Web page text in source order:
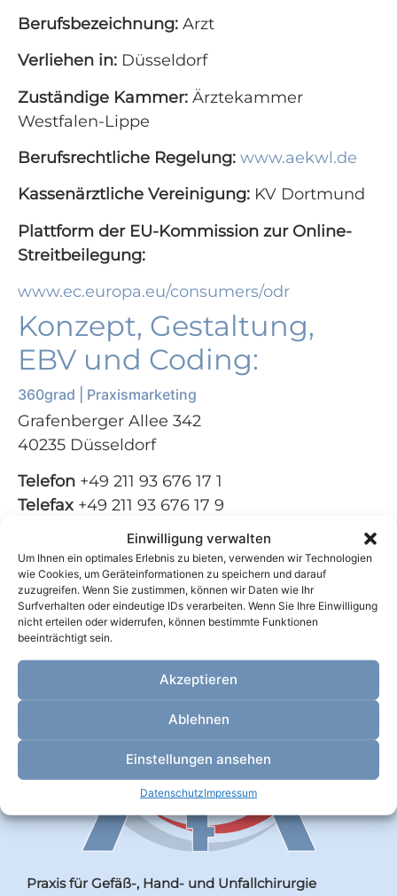
Einwilligung verwalten
Um Ihnen ein optimales Erlebnis zu bieten, verwenden wir Technologien
wie Cookies, um Geräteinformationen zu speichern und darauf
zuzugreifen. Wenn Sie zustimmen, können wir Daten wie Ihr
Surfverhalten oder eindeutige IDs verarbeiten. Wenn Sie Ihre Einwilligung
nicht erteilen oder widerrufen, können bestimmte Funktionen
beeinträchtigt sein.
Akzeptieren
Ablehnen
Einstellungen ansehen
DatenschutzImpressum
Berufsbezeichnung: Arzt
Verliehen in: Düsseldorf
Zuständige Kammer: Ärztekammer
Westfalen-Lippe
Berufsrechtliche Regelung: www.aekwl.de
Kassenärztliche Vereinigung: KV Dortmund
Plattform der EU-Kommission zur Online-
Streitbeilegung:
www.ec.europa.eu/consumers/odr
Konzept, Gestaltung,
EBV und Coding:
360grad | Praxismarketing
Grafenberger Allee 342
40235 Düsseldorf
Telefon +49 211 93 676 17 1
Telefax+49 211 93 676 17 9
info@360grad-praxismarketing.de
Web www.360grad-praxismarketing.de
Praxis für Gefäß-, Hand- und Unfallchirurgie